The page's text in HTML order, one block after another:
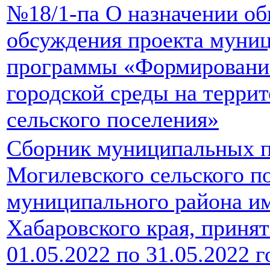
№18/1-па О назначении
обсуждения проекта
программы
городской среды на
сельского поселения»
Сборник муниципальных
Могилевского сельского
муниципального района
Хабаровского края,
01.05.2022 по 31.05.2022